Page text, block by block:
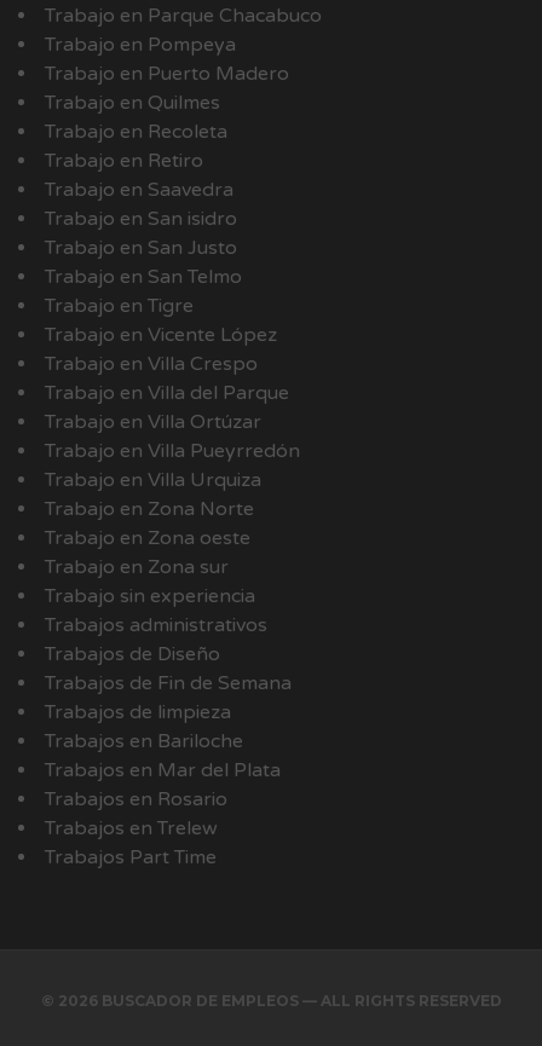
Trabajo en Parque Chacabuco
Trabajo en Pompeya
Trabajo en Puerto Madero
Trabajo en Quilmes
Trabajo en Recoleta
Trabajo en Retiro
Trabajo en Saavedra
Trabajo en San isidro
Trabajo en San Justo
Trabajo en San Telmo
Trabajo en Tigre
Trabajo en Vicente López
Trabajo en Villa Crespo
Trabajo en Villa del Parque
Trabajo en Villa Ortúzar
Trabajo en Villa Pueyrredón
Trabajo en Villa Urquiza
Trabajo en Zona Norte
Trabajo en Zona oeste
Trabajo en Zona sur
Trabajo sin experiencia
Trabajos administrativos
Trabajos de Diseño
Trabajos de Fin de Semana
Trabajos de limpieza
Trabajos en Bariloche
Trabajos en Mar del Plata
Trabajos en Rosario
Trabajos en Trelew
Trabajos Part Time
© 2026 BUSCADOR DE EMPLEOS — ALL RIGHTS RESERVED